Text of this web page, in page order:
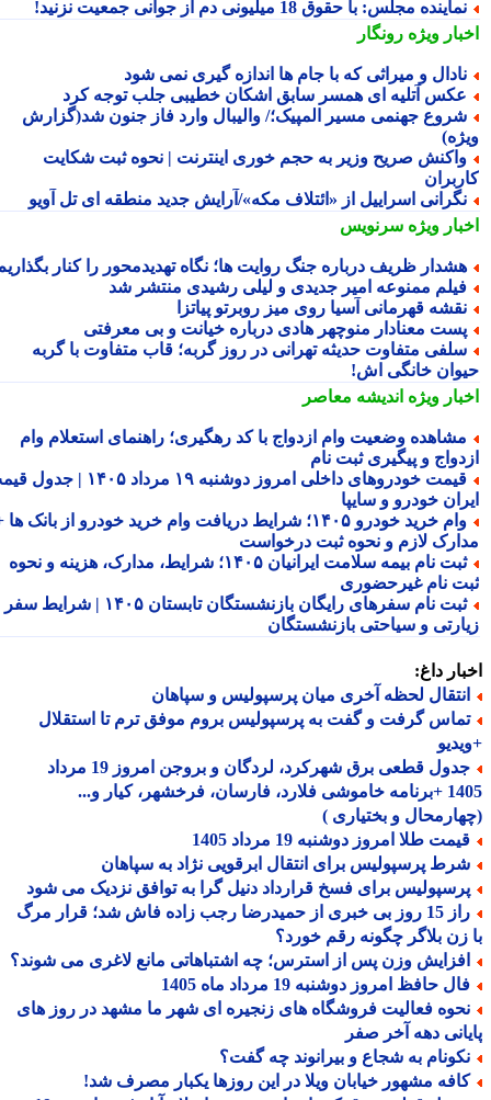
مجلس: با حقوق 18 میلیونی دم از جوانی جمعیت نزنید!
ویژهرونگار
و میراثی که با جام ها اندازه گیری نمی شود
آتلیه ای همسر سابق اشکان خطیبی جلب توجه کرد
جهنمی مسیر المپیک؛/ والیبال وارد فاز جنون شد(گزارش
صریح وزیر به حجم خوری اینترنت | نحوه ثبت شکایت
اسراییل از «ائتلاف مکه»/آرایش جدید منطقه ای تل آویو
ویژهسرنویس
ظریف درباره جنگ روایت ها؛ نگاه تهدیدمحور را کنار بگذاریم
ممنوعه امیر جدیدی و لیلی رشیدی منتشر شد
قهرمانی آسیا روی میز روبرتو پیاتزا
معنادار منوچهر هادی درباره خیانت و بی معرفتی
متفاوت حدیثه تهرانی در روز گربه؛ قاب متفاوت با گربه
خانگی اش!
ویژهاندیشه معاصر
وضعیت وام ازدواج با کد رهگیری؛ راهنمای استعلام وام
و پیگیری ثبت نام
قیمت خودروهای داخلی امروز دوشنبه ۱۹ مرداد ۱۴۰۵ | جدول قیمت
خودرو و سایپا
وام خرید خودرو ۱۴۰۵؛ شرایط دریافت وام خرید خودرو از بانک ها +
لازم و نحوه ثبت درخواست
ثبت نام بیمه سلامت ایرانیان ۱۴۰۵؛ شرایط، مدارک، هزینه و نحوه
نام غیرحضوری
ثبت نام سفرهای رایگان بازنشستگان تابستان ۱۴۰۵ | شرایط سفر
و سیاحتی بازنشستگان
داغ:
لحظه آخری میان پرسپولیس و سپاهان
گرفت و گفت به پرسپولیس بروم موفق ترم تا استقلال
جدول قطعی برق شهرکرد، لردگان و بروجن امروز 19 مرداد
1405 +برنامه خاموشی فلارد، فارسان، فرخشهر، کیار و...
و بختیاری )
طلا امروز دوشنبه 19 مرداد 1405
پرسپولیس برای انتقال ابرقویی نژاد به سپاهان
برای فسخ قرارداد دنیل گرا به توافق نزدیک می شود
راز 15 روز بی خبری از حمیدرضا رجب زاده فاش شد؛ قرار مرگ
زن بلاگر چگونه رقم خورد؟
وزن پس از استرس؛ چه اشتباهاتی مانع لاغری می شوند؟
حافظ امروز دوشنبه 19 مرداد ماه 1405
فعالیت فروشگاه های زنجیره ای شهر ما مشهد در روز های
دهه آخر صفر
به شجاع و بیرانوند چه گفت؟
مشهور خیابان ویلا در این روزها یکبار مصرف شد!